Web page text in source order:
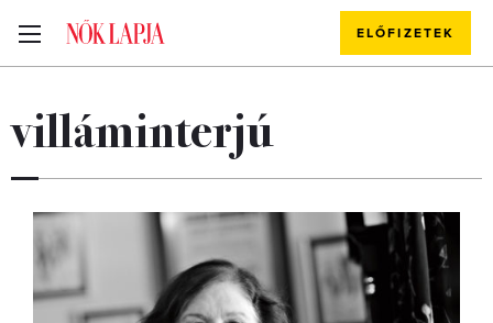
ELŐFIZETEK
villáminterjú